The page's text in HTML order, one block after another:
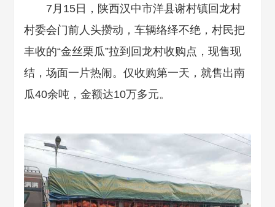
7月15日，陕西汉中市洋县谢村镇回龙村
村委会门前人头攒动，车辆络绎不绝，村民把
丰收的“金丝栗瓜”拉到回龙村收购点，现售现
结，场面一片热闹。仅收购第一天，就售出南
瓜40余吨，金额达10万多元。